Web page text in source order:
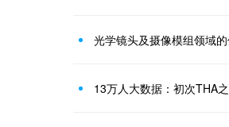
光学镜头及摄像模组领域
13万人大数据：初次THA